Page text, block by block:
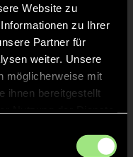
Website zu
zu Ihrer
Partner für
weiter. Unsere
möglicherweise mit
ihnen bereitgestellt